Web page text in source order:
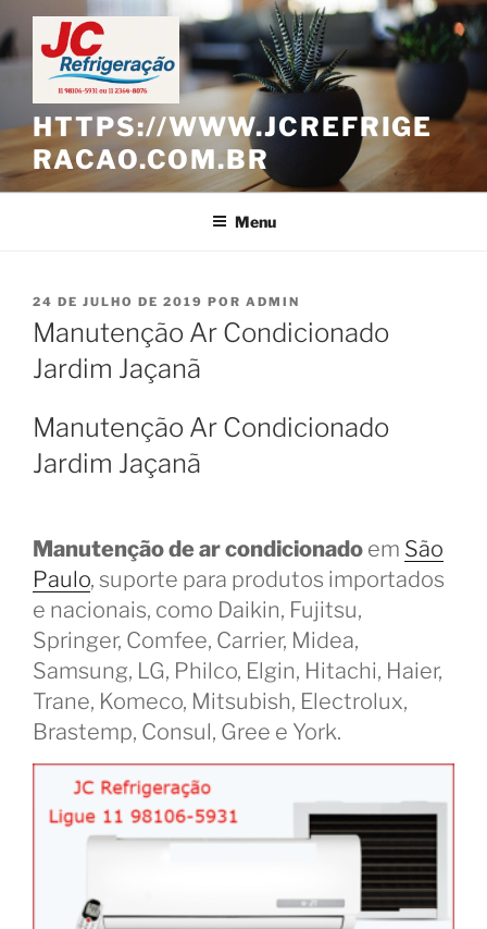
Pular
para
o
conteúdo
HTTPS://WWW.JCREFRIGE
RACAO.COM.BR
Menu
PUBLICADO
EM
24 DE JULHO DE 2019 POR ADMIN
Manutenção Ar Condicionado
Jardim Jaçanã
Manutenção Ar Condicionado
Jardim Jaçanã
Manutenção de ar condicionado em São
Paulo, suporte para produtos importados
e nacionais, como Daikin, Fujitsu,
Springer, Comfee, Carrier, Midea,
Samsung, LG, Philco, Elgin, Hitachi, Haier,
Trane, Komeco, Mitsubish, Electrolux,
Brastemp, Consul, Gree e York.